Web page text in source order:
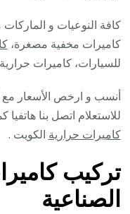
كافة النوعيات و الماركات
كاميرات مخفية مصغرة،
للسيارات، كاميرات
للاستعلام اتصل بنا
كاميرات حرارية الكويت .
تركيب
الصناعية